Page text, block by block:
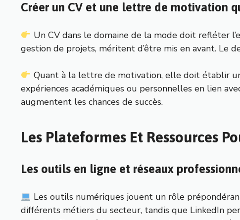
Créer un CV et une lettre de motivation
Un CV dans le domaine de la mode doit refléter
gestion de projets, méritent d’être mis en avant. Le
Quant à la lettre de motivation, elle doit établir
expériences académiques ou personnelles en lien
augmentent les chances de succès.
Les Plateformes Et Ressources
Les outils en ligne et réseaux
Les outils numériques jouent un rôle
différents métiers du secteur, tandis que LinkedIn